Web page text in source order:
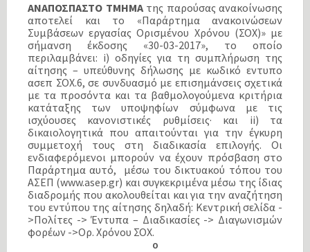
ΑΝΑΠΟΣΠΑΣΤΟ ΤΜΗΜΑ της παρούσας ανακοίνωσης
αποτελεί και το «Παράρτημα ανακοινώσεων
Συμβάσεων εργασίας Ορισμένου Χρόνου (ΣΟΧ)» με
σήμανση έκδοσης «30-03-2017», το οποίο
περιλαμβάνει: i) οδηγίες για τη συμπλήρωση της
αίτησης – υπεύθυνης δήλωσης με κωδικό εντυπο
ασεπ ΣΟΧ.6, σε συνδυασμό με επισημάνσεις σχετικά
με τα προσόντα και τα βαθμολογούμενα κριτήρια
κατάταξης των υποψηφίων σύμφωνα με τις
ισχύουσες κανονιστικές ρυθμίσεις· και ii) τα
δικαιολογητικά που απαιτούνται για την έγκυρη
συμμετοχή τους στη διαδικασία επιλογής. Οι
ενδιαφερόμενοι μπορούν να έχουν πρόσβαση στο
Παράρτημα αυτό, μέσω του δικτυακού τόπου του
ΑΣΕΠ (www.asep.gr) και συγκεκριμένα μέσω της ίδιας
διαδρομής που ακολουθείται και για την αναζήτηση
του εντύπου της αίτησης δηλαδή: Κεντρική σελίδα -
>Πολίτες -> Έντυπα – Διαδικασίες -> Διαγωνισμών
φορέων ->Ορ. Χρόνου ΣΟΧ.
Ο